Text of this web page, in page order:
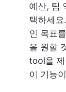
예산, 팀
택하세
인 목표
을 원할
tool을
이 기능